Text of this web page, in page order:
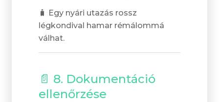
🧳 Egy nyári utazás rossz
légkondival hamar rémálommá
válhat.
📄 8. Dokumentáció
ellenőrzése